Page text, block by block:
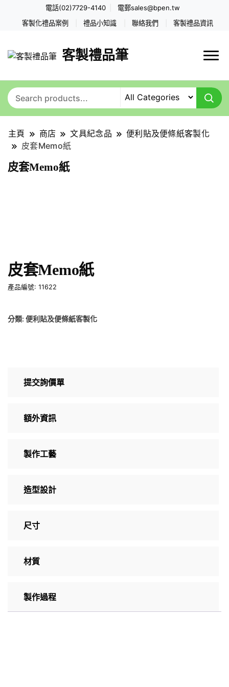
電話(02)7729-4140 電郵sales@bpen.tw
客製化禮品案例 禮品小知識 聯絡我們 客製禮品資訊
客製禮品筆
主頁 商店 文具紀念品
便利貼及便條紙客製化
皮套Memo紙
皮套Memo紙
皮套Memo紙
產品編號: 11622
分類: 便利貼及便條紙客製化
提交詢價單
額外資訊
製作工藝
造型設計
尺寸
材質
製作過程